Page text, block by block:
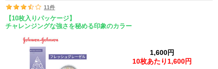
11件
【10枚入りパッケージ】
チャレンジングな強さを秘める印象のカラー
1,600円
10枚あたり1,600円